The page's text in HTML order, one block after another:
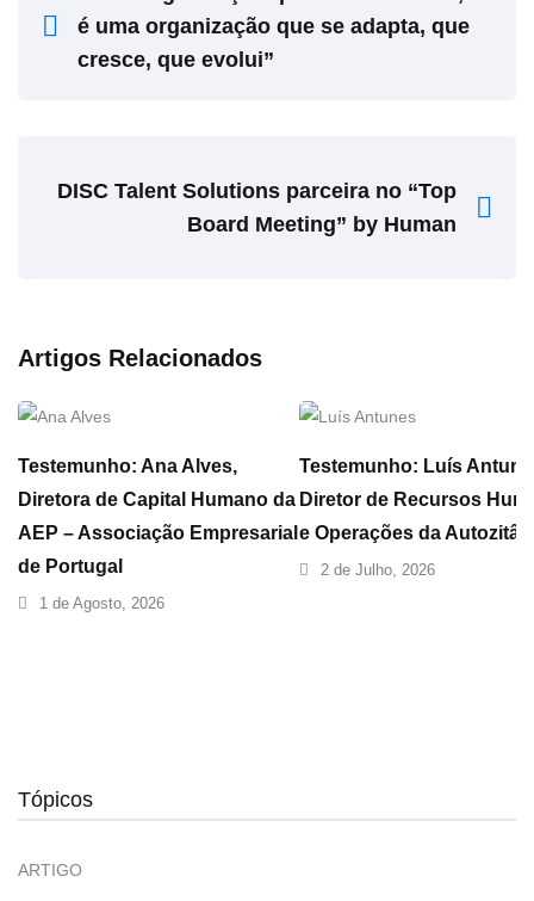
é uma organização que se adapta, que
cresce, que evolui”
DISC Talent Solutions parceira no “Top
Board Meeting” by Human
Artigos Relacionados
Testemunho: Ana Alves,
Diretora de Capital Humano da
AEP – Associação Empresarial
de Portugal
1 de Agosto, 2026
Testemunho: Luís
Diretor de Recursos
e Operações da
2 de Julho, 2026
Tópicos
ARTIGO